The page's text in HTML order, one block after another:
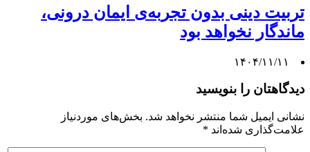
تربیت دینی بدون تجربه‌ی ایمان درونی،
ماندگار نخواهد بود
۱۴۰۴/۱۱/۱۱
دیدگاهتان را بنویسید
نشانی ایمیل شما منتشر نخواهد شد. بخش‌های موردنیاز
علامت‌گذاری شده‌اند *